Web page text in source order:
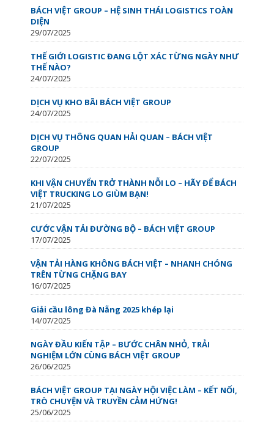
BÁCH VIỆT GROUP – HỆ SINH THÁI LOGISTICS TOÀN
DIỆN
29/07/2025
THẾ GIỚI LOGISTIC ĐANG LỘT XÁC TỪNG NGÀY NHƯ
THẾ NÀO?
24/07/2025
DỊCH VỤ KHO BÃI BÁCH VIỆT GROUP
24/07/2025
DỊCH VỤ THÔNG QUAN HẢI QUAN – BÁCH VIỆT
GROUP
22/07/2025
KHI VẬN CHUYỂN TRỞ THÀNH NỖI LO – HÃY ĐỂ BÁCH
VIỆT TRUCKING LO GIÙM BẠN!
21/07/2025
CƯỚC VẬN TẢI ĐƯỜNG BỘ – BÁCH VIỆT GROUP
17/07/2025
VẬN TẢI HÀNG KHÔNG BÁCH VIỆT – NHANH CHÓNG
TRÊN TỪNG CHẶNG BAY
16/07/2025
Giải cầu lông Đà Nẵng 2025 khép lại
14/07/2025
NGÀY ĐẦU KIẾN TẬP – BƯỚC CHÂN NHỎ, TRẢI
NGHIỆM LỚN CÙNG BÁCH VIỆT GROUP
26/06/2025
BÁCH VIỆT GROUP TẠI NGÀY HỘI VIỆC LÀM – KẾT NỐI,
TRÒ CHUYỆN VÀ TRUYỀN CẢM HỨNG!
25/06/2025